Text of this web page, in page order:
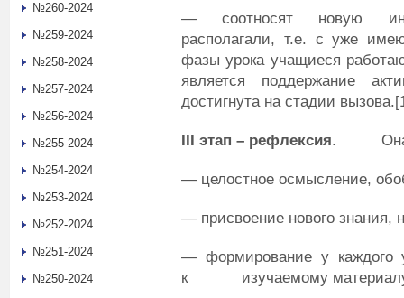
— соотносят новую
располагали, т.е. с уже
фазы урока учащиеся
является поддержание
достигнута на стадии
III этап – рефлексия. Она
— целостное осмысление,
— присвоение нового
— формирование у каждого
к изучаемому
№260-2024
№259-2024
№258-2024
№257-2024
№256-2024
№255-2024
№254-2024
№253-2024
№252-2024
№251-2024
№250-2024